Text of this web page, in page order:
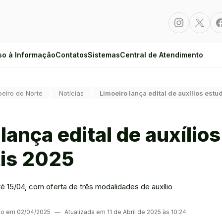
Instagram
à InformaçãoContatosSistemasCentral de Atendimento
do Norte Notícias Limoeiro lança edital de auxílios
edital de auxílios
2025
15/04, com oferta de três modalidades de auxílio
em 02/04/2025 ― Atualizada em 11 de Abril de 2025 às 10:24